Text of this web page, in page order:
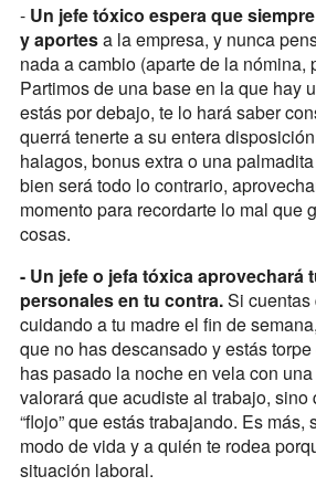
- Un jefe tóxico espera que
y aportesa la empresa, y nunca
nada a cambio (aparte de la nómina,
Partimos de una base en la que hay
estás por debajo, te lo hará saber
querrá tenerte a su entera
halagos, bonus extra o una
bien será todo lo contrario,
momento para recordarte lo mal que
cosas.
- Un jefe o jefa tóxica aprovechará
personales en tu contra.Si cuentas
cuidando a tu madre el fin de
que no has descansado y estás torpe
has pasado la noche en vela con
valorará que acudiste al trabajo, sino
“flojo” que estás trabajando. Es más,
modo de vida y a quién te rodea
situación laboral.